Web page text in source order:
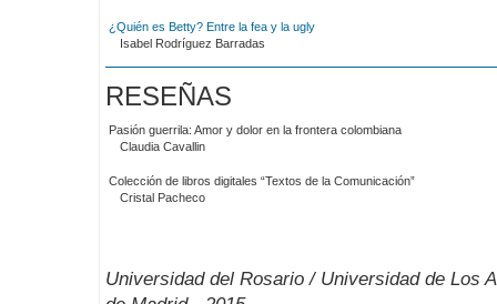
¿Quién es Betty? Entre la fea y la ugly
Isabel Rodríguez Barradas
RESEÑAS
Pasión guerrila: Amor y dolor en la frontera colombiana
Claudia Cavallin
Colección de libros digitales “Textos de la Comunicación”
Cristal Pacheco
Universidad del Rosario / Universidad de Los